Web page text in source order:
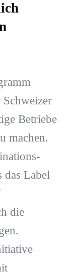
Betriebe
machen.
das Label
die